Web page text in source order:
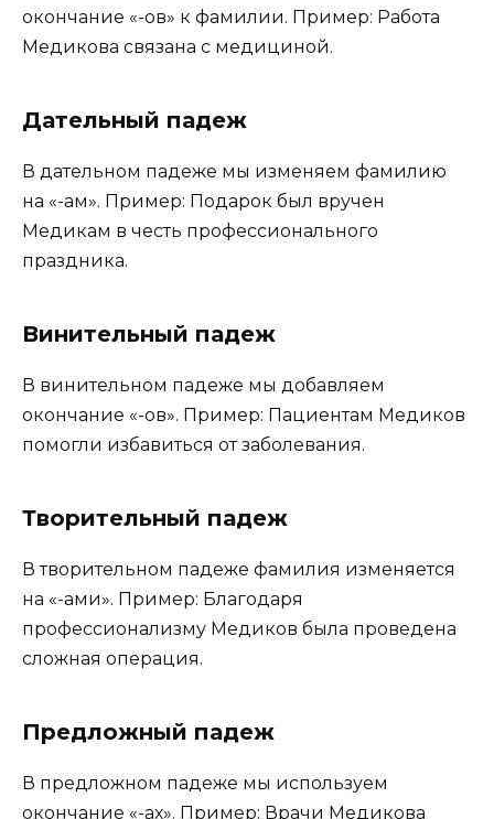
окончание «-ов» к фамилии. Пример: Работа
Медикова связана с медициной.
Дательный падеж
В дательном падеже мы изменяем фамилию
на «-ам». Пример: Подарок был вручен
Медикам в честь профессионального
праздника.
Винительный падеж
В винительном падеже мы добавляем
окончание «-ов». Пример: Пациентам Медиков
помогли избавиться от заболевания.
Творительный падеж
В творительном падеже фамилия изменяется
на «-ами». Пример: Благодаря
профессионализму Медиков была проведена
сложная операция.
Предложный падеж
В предложном падеже мы используем
окончание «-ах». Пример: Врачи Медикова